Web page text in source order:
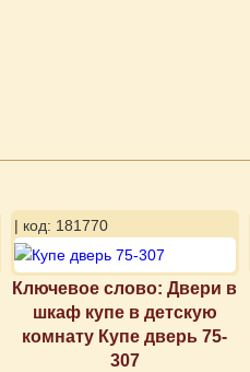
| код: 181770
Ключевое слово: Двери в
шкаф купе в детскую
комнату Купе дверь 75-
307